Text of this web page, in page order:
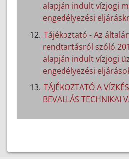
alapján indult vízjogi
engedélyezési
Tájékoztató - Az
rendtartásról szóló
alapján indult vízjogi
engedélyezési
TÁJÉKOZTATÓ A
BEVALLÁS TECHNIKAI